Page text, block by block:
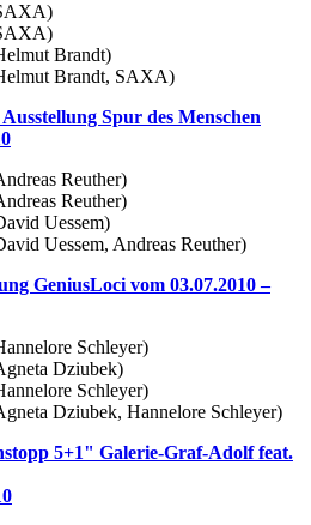
Brandt)
Brandt, SAXA)
Spur des Menschen
Reuther)
Reuther)
Uessem)
Uessem, Andreas Reuther)
GeniusLoci vom 03.07.2010 –
Schleyer)
Dziubek)
Schleyer)
Dziubek, Hannelore Schleyer)
5+1" Galerie-Graf-Adolf feat.